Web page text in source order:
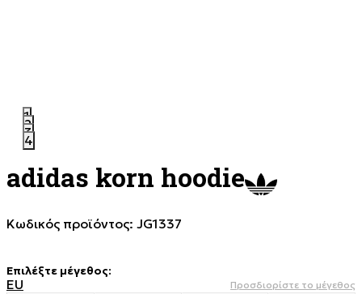
1
2
3
4
adidas korn hoodie
Κωδικός προϊόντος: JG1337
Επιλέξτε μέγεθος:
EU Προσδιορίστε το μέγεθος